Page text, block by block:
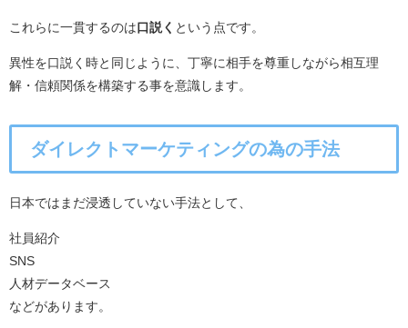
これらに一貫するのは 口説く という点です。
異性を口説く時と同じように、丁寧に相手を尊重しながら相互理
解・信頼関係を構築する事を意識します。
ダイレクトマーケティングの為の手法
日本ではまだ浸透していない手法として、
社員紹介
SNS
人材データベース
などがあります。